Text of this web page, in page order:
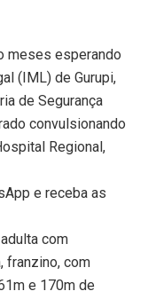
meses esperando
(IML) de Gurupi,
de Segurança
convulsionando
Regional,
e receba as
com
franzino, com
e 170m de